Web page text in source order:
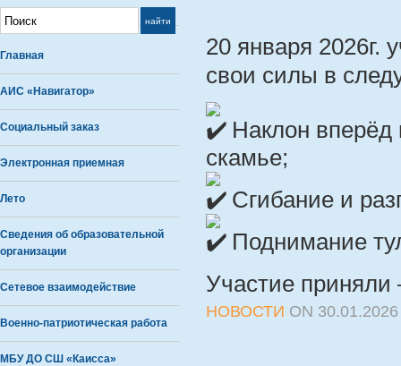
Главная
АИС «Навигатор»
Социальный заказ
Электронная приемная
Лето
Сведения об образовательной
организации
Сетевое взаимодействие
Военно-патриотическая работа
МБУ ДО СШ «Каисса»
20 января
свои силы в
Наклон вперёд
скамье;
Сгибание и
Поднимание
Участие
НОВОСТИ ON 30.01.2026